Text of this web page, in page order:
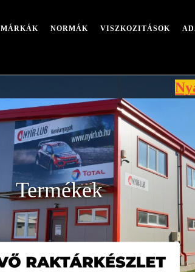
MÁRKÁK NORMÁK VISZKOZITÁSOK
Nyári
Termékek